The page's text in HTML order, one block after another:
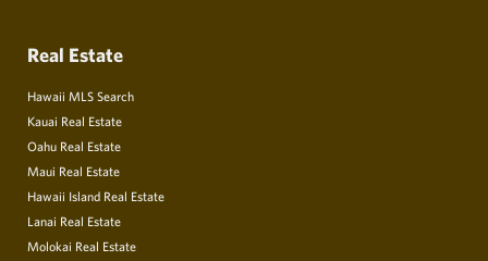
Real Estate
Hawaii MLS Search
Kauai Real Estate
Oahu Real Estate
Maui Real Estate
Hawaii Island Real Estate
Lanai Real Estate
Molokai Real Estate